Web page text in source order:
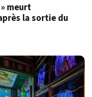
meurt
la sortie du